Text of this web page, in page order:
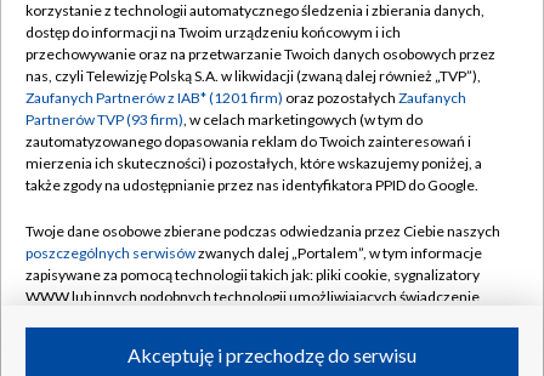
TVP
Abonament TVP
Emisja w TVP
Centrum informacji TVP
Naziemna Telewizja Cyfrowa
Rada Programowa
System NOS
Informacje o nadawcy
Program dla prasy
Regulamin TVP
Polityka prywatności
Moje zgody
Pomoc
Kontakt
Kanały
korzystanie z technologii automatycznego śledzenia i zbierania danych,
dostęp do informacji na Twoim urządzeniu końcowym i ich
przechowywanie oraz na przetwarzanie Twoich danych osobowych przez
nas, czyli Telewizję Polską S.A. w likwidacji (zwaną dalej również „TVP”),
Zaufanych Partnerów z IAB* (1201 firm) oraz pozostałych Zaufanych
Partnerów TVP (93 firm), w celach marketingowych (w tym do
zautomatyzowanego dopasowania reklam do Twoich zainteresowań i
mierzenia ich skuteczności) i pozostałych, które wskazujemy poniżej, a
także zgody na udostępnianie przez nas identyfikatora PPID do Google.
Twoje dane osobowe zbierane podczas odwiedzania przez Ciebie naszych
poszczególnych serwisówzwanych dalej „Portalem”, w tym informacje
zapisywane za pomocą technologii takich jak: pliki cookie, sygnalizatory
WWW lub innych podobnych technologii umożliwiających świadczenie
ruchu w Internecie.Akceptuję i przechodzę do serwisu